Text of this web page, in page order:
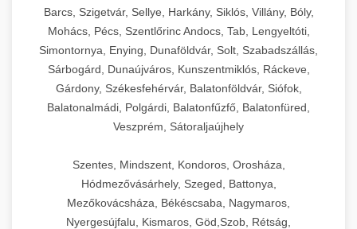
Barcs, Szigetvár, Sellye, Harkány, Siklós, Villány, Bóly,
Mohács, Pécs, Szentlőrinc Andocs, Tab, Lengyeltóti,
Simontornya, Enying, Dunaföldvár, Solt, Szabadszállás,
Sárbogárd, Dunaújváros, Kunszentmiklós, Ráckeve,
Gárdony, Székesfehérvár, Balatonföldvár, Siófok,
Balatonalmádi, Polgárdi, Balatonfűzfő, Balatonfüred,
Veszprém, Sátoraljaújhely
Szentes, Mindszent, Kondoros, Orosháza,
Hódmezővásárhely, Szeged, Battonya,
Mezőkovácsháza, Békéscsaba, Nagymaros,
Nyergesújfalu, Kismaros, Göd,Szob, Rétság,